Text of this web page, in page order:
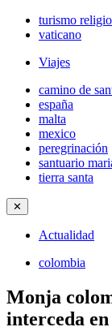
turismo
vaticano
Viajes
camino de
españa
malta
mexico
peregrinación
santuario
tierra santa
✕
Actualidad
colombia
Monja
interceda en